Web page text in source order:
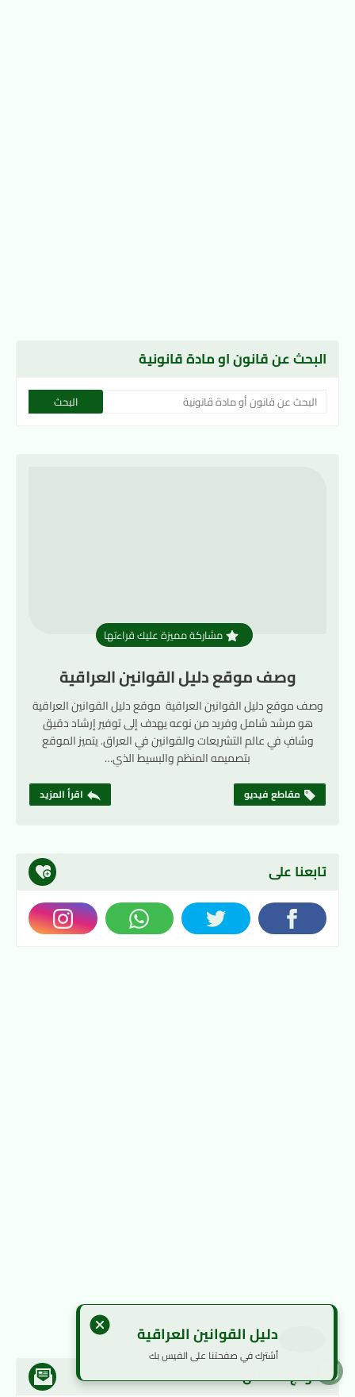
دليل القوانين العراقية
أشترك في صفحتنا على الفيس بك
البحث عن قانون او مادة قانونية
مشاركة مميزة عليك قراءتها
وصف موقع دليل القوانين العراقية
وصف موقع دليل القوانين العراقية موقع دليل القوانين العراقية
هو مرشد شامل وفريد من نوعه يهدف إلى توفير إرشاد دقيق
وشافٍ في عالم التشريعات والقوانين في العراق. يتميز الموقع
بتصميمه المنظم والبسيط الذي…
مقاطع فيديو اقرأ المزيد
تابعنا على
نموذج الاتصال